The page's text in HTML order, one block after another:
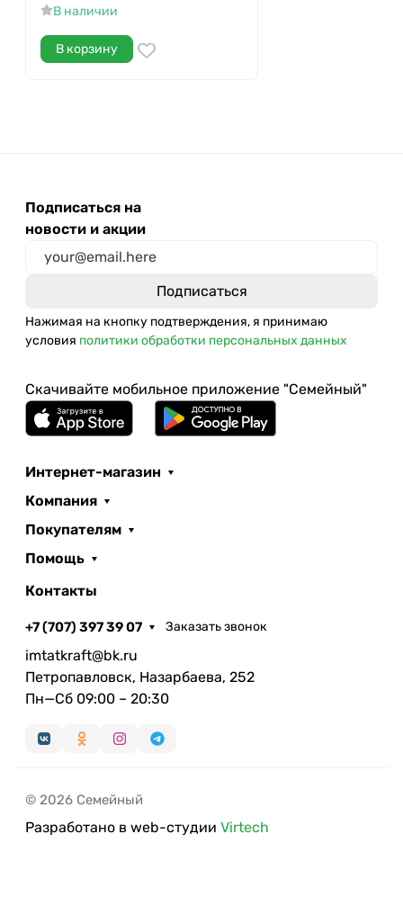
В наличии
В корзину
Подписаться на
новости и акции
Нажимая на кнопку подтверждения, я принимаю
условия политики обработки персональных данных
Скачивайте мобильное приложение "Семейный"
Интернет-магазин
Компания
Покупателям
Помощь
Контакты
+7 (707) 397 39 07 Заказать звонок
imtatkraft@bk.ru
Петропавловск, Назарбаева, 252
Пн—Сб 09:00 – 20:30
© 2026 Семейный
Разработано в web-студии Virtech